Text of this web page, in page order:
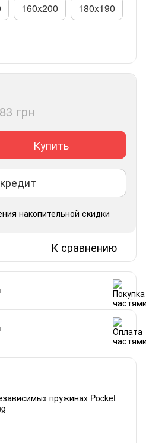
160x200 180x190
грн
Купить
накопительной скидки
К сравнению
пружинах Pocket